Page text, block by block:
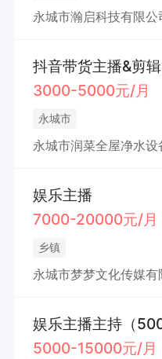
永城市瀚启科技有限公
抖音带货主播&剪辑
3000-5000元/月
永城市
永城市润菜全屋净水
娱乐主播
7000-20000元/月
乡镇
永城市梦梦文化传媒有
娱乐主播主持（
5000-15000元/月